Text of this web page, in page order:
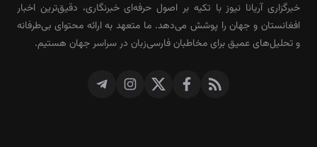
خبرگزاری آریانا نیوز با تکیه بر اصول حرفه‌ای خبرنگاری، دقیق‌ترین اخبار
افغانستان و جهان را پوشش می‌دهد. ما متعهد به ارائه محتوای بی‌طرفانه
و تحلیل‌های عمیق برای مخاطبان فارسی‌زبان در سراسر جهان هستیم.